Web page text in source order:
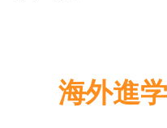
海外進